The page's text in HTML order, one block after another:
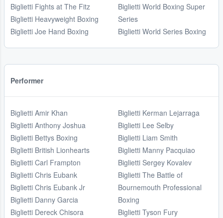
Biglietti Fights at The Fitz
Biglietti Heavyweight Boxing
Biglietti Joe Hand Boxing
Biglietti World Boxing Super
Series
Biglietti World Series Boxing
Performer
Biglietti Amir Khan
Biglietti Anthony Joshua
Biglietti Bettys Boxing
Biglietti British Lionhearts
Biglietti Carl Frampton
Biglietti Chris Eubank
Biglietti Chris Eubank Jr
Biglietti Danny Garcia
Biglietti Dereck Chisora
Biglietti Kerman Lejarraga
Biglietti Lee Selby
Biglietti Liam Smith
Biglietti Manny Pacquiao
Biglietti Sergey Kovalev
Biglietti The Battle of
Bournemouth Professional
Boxing
Biglietti Tyson Fury